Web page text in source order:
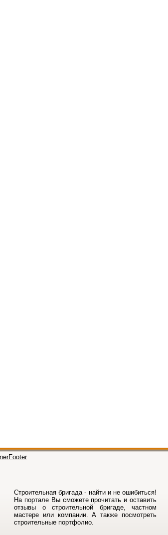
Строительная бригада - найти и не ошибиться!
На порталe Вы сможете прочитать и оставить
отзывы о строительной бригаде, частном
мастере или компании. А также посмотреть
строительные портфолио.